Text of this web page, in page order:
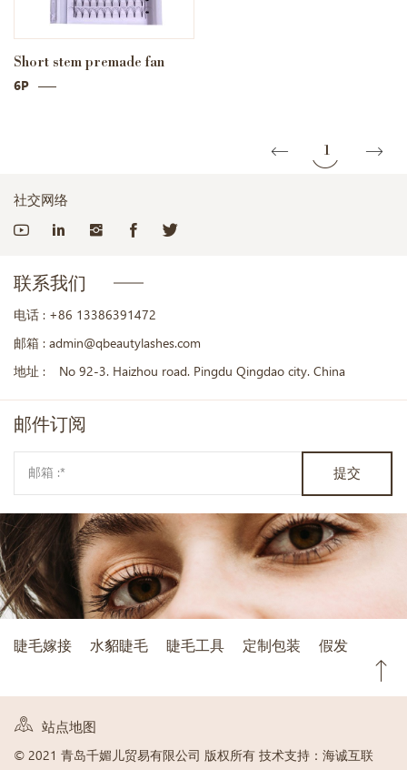
Short stem premade fan
6P
1
社交网络
联系我们
电话 : +86 13386391472
邮箱 : admin@qbeautylashes.com
地址 :
No 92-3. Haizhou road. Pingdu Qingdao city. China
邮件订阅
提交
睫毛嫁接 水貂睫毛 睫毛工具 定制包装 假发
站点地图
© 2021 青岛千媚儿贸易有限公司 版权所有 技术支持：海诚互联